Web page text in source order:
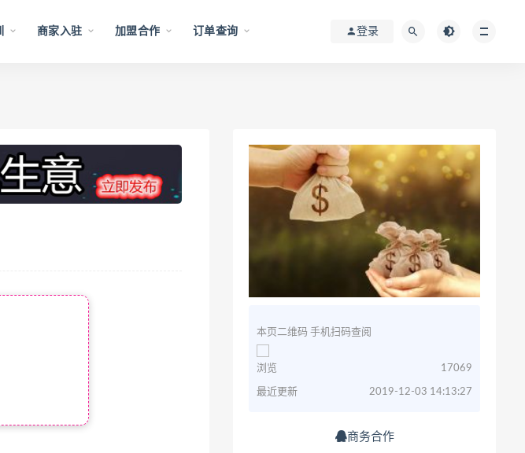
商家入驻 加盟合作 订单查询 登录
本页二维码 手机扫码查阅
浏览 17069
最近更新 2019-12-03 14:13:27
商务合作